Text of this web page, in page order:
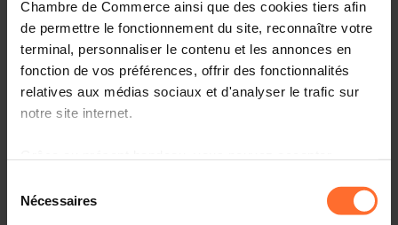
Chambre de Commerce ainsi que des cookies tiers afin
de permettre le fonctionnement du site, reconnaître votre
terminal, personnaliser le contenu et les annonces en
fonction de vos préférences, offrir des fonctionnalités
relatives aux médias sociaux et d'analyser le trafic sur
notre site internet.
à l’exception des cookies strictement nécessaires au
fonctionnement du site. Une description des différents
Nécessaires
Photos